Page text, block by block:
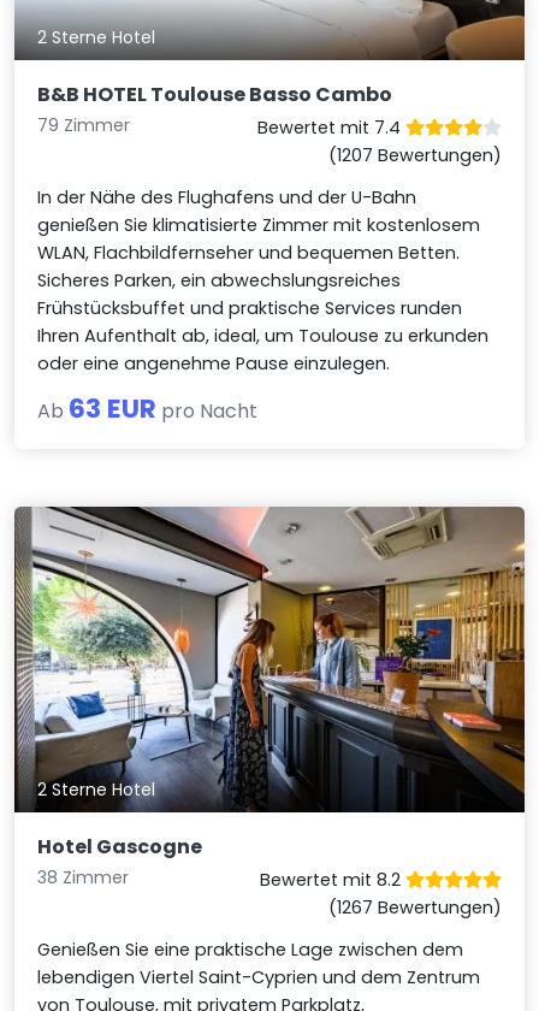
2 Sterne Hotel
B&B HOTEL Toulouse Basso Cambo
79 Zimmer
Bewertet mit 7.4
(1207 Bewertungen)
In der Nähe des Flughafens und der U-Bahn
genießen Sie klimatisierte Zimmer mit kostenlosem
WLAN, Flachbildfernseher und bequemen Betten.
Sicheres Parken, ein abwechslungsreiches
Frühstücksbuffet und praktische Services runden
Ihren Aufenthalt ab, ideal, um Toulouse zu erkunden
oder eine angenehme Pause einzulegen.
Ab 63 EUR pro Nacht
2 Sterne Hotel
Hotel Gascogne
38 Zimmer
Bewertet mit 8.2
(1267 Bewertungen)
Genießen Sie eine praktische Lage zwischen dem
lebendigen Viertel Saint-Cyprien und dem Zentrum
von Toulouse, mit privatem Parkplatz,